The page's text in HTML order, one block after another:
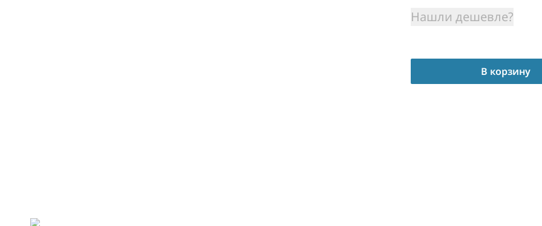
Нашли дешевле?
В корзину